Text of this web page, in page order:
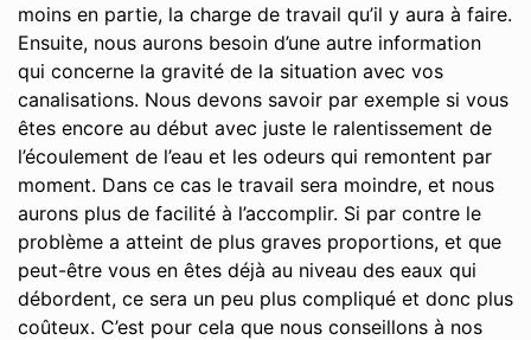
moins en partie, la charge de travail qu’il y aura à faire.
Ensuite, nous aurons besoin d’une autre information
qui concerne la gravité de la situation avec vos
canalisations. Nous devons savoir par exemple si vous
êtes encore au début avec juste le ralentissement de
l’écoulement de l’eau et les odeurs qui remontent par
moment. Dans ce cas le travail sera moindre, et nous
aurons plus de facilité à l’accomplir. Si par contre le
problème a atteint de plus graves proportions, et que
peut-être vous en êtes déjà au niveau des eaux qui
débordent, ce sera un peu plus compliqué et donc plus
coûteux. C’est pour cela que nous conseillons à nos